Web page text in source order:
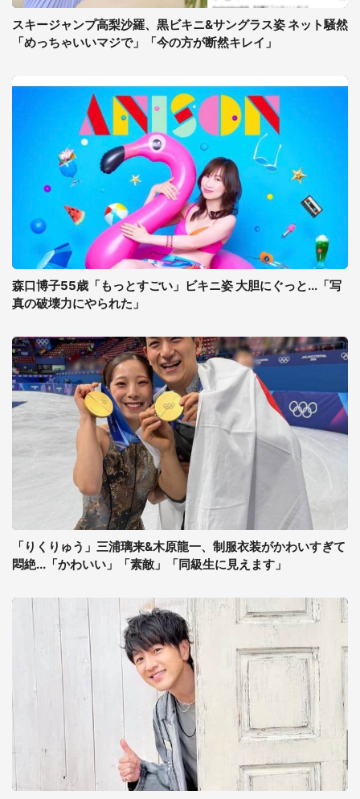
スキージャンプ高梨沙羅、黒ビキニ&サングラス姿 ネット騒然
「めっちゃいいマジで」「今の方が断然キレイ」
森口博子55歳「もっとすごい」ビキニ姿 大胆にぐっと...「写
真の破壊力にやられた」
「りくりゅう」三浦璃来&木原龍一、制服衣装がかわいすぎて
悶絶...「かわいい」「素敵」「同級生に見えます」